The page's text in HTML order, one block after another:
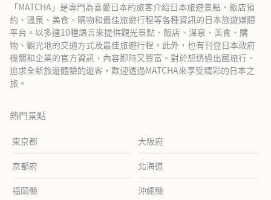
「MATCHA」是專門為喜愛日本的旅客介紹日本旅遊景點、飯店預
約、溫泉、美食、購物和最佳旅遊行程等各種資訊的日本旅遊媒體
平台。以多達10種語言來提供觀光景點、飯店、溫泉、美食、購
物、觀光地的交通方式及最佳旅遊行程。此外，也有刊登日本政府
機關和企業的官方資訊，內容即時又豐富。對於想透過出國旅行、
追求全新旅遊體驗的遊客，歡迎透過MATCHA來享受精彩的日本之
旅。
熱門景點
東京都 大阪府
京都府 北海道
福岡縣 沖繩縣